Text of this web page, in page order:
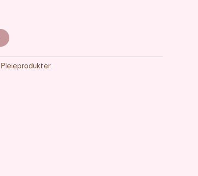
Pleieprodukter